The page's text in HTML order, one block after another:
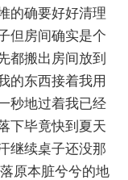
的确要好好清理
但房间确实是个
都搬出房间放到
的东西接着我用
秒地过着我已经
下毕竟快到夏天
继续桌子还没那
原本脏兮兮的地